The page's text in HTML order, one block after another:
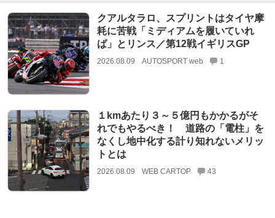
クアルタラロ、スプリントはタイヤ摩
耗に苦戦「ミディアムを履いていれ
ば」とリンス／第12戦イギリスGP
2026.08.09 AUTOSPORT web 1
１kmあたり３～５億円もかかるがそ
れでもやるべき！ 道路の「電柱」を
なくし地中化する計り知れないメリッ
トとは
2026.08.09 WEB CARTOP 43